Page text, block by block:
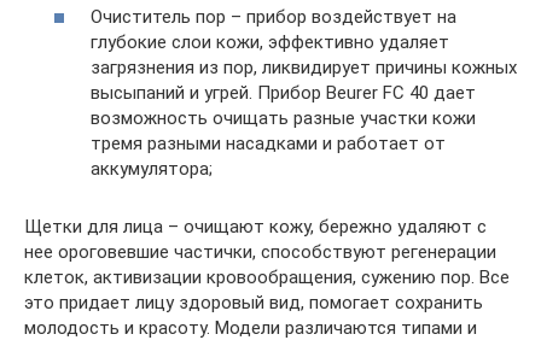
Очиститель пор – прибор воздействует на
глубокие слои кожи, эффективно удаляет
загрязнения из пор, ликвидирует причины кожных
высыпаний и угрей. Прибор Beurer FC 40 дает
возможность очищать разные участки кожи
тремя разными насадками и работает от
аккумулятора;
Щетки для лица – очищают кожу, бережно удаляют с
нее ороговевшие частички, способствуют регенерации
клеток, активизации кровообращения, сужению пор. Все
это придает лицу здоровый вид, помогает сохранить
молодость и красоту. Модели различаются типами и